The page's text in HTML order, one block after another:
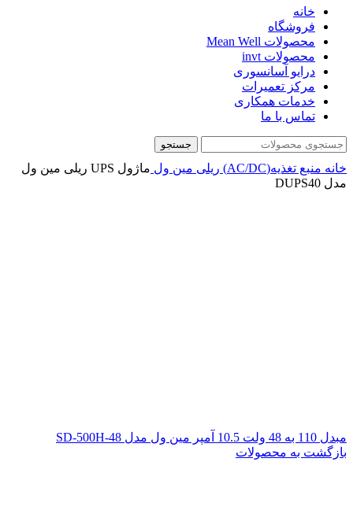
خانه
فروشگاه
محصولات Mean Well
محصولات invt
درایو آسانسوری
مرکز تعمیرات
خدمات همکاری
تماس با ما
جستجو
خانه منبع تغذیه(AC/DC) ریلی مین ول
ماژول UPS ریلی مین ول
مدل DUPS40
مبدل 110 به 48 ولت 10.5 آمپر مین ول مدل SD-500H-48
بازگشت به محصولات